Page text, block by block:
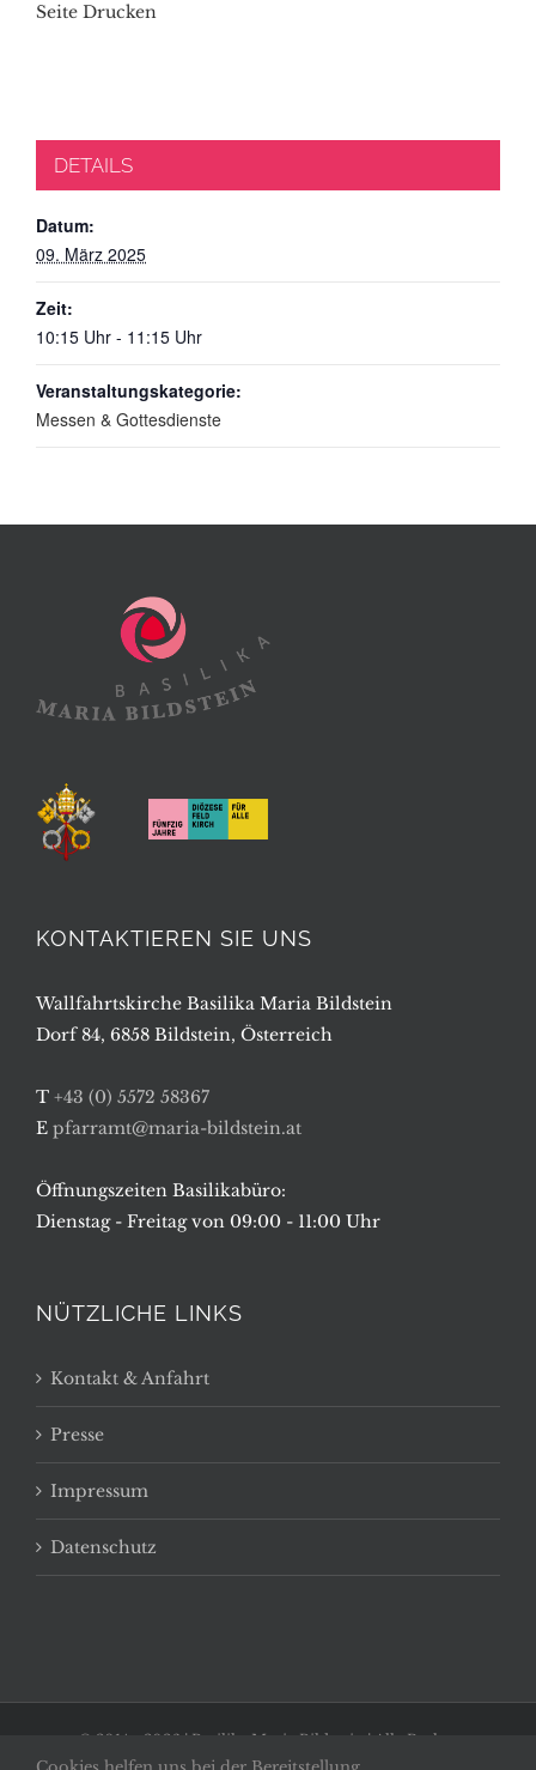
Seite Drucken
DETAILS
Datum:
09. März 2025
Zeit:
10:15 Uhr - 11:15 Uhr
Veranstaltungskategorie:
Messen & Gottesdienste
KONTAKTIEREN SIE UNS
Wallfahrtskirche Basilika Maria Bildstein
Dorf 84, 6858 Bildstein, Österreich
T +43 (0) 5572 58367
E pfarramt@maria-bildstein.at
Öffnungszeiten Basilikabüro:
Dienstag - Freitag von 09:00 - 11:00 Uhr
NÜTZLICHE LINKS
Kontakt & Anfahrt
Presse
Impressum
Datenschutz
© 2014 - 2026 | Basilika Maria Bildstein | Alle Rechte
vorbehalten